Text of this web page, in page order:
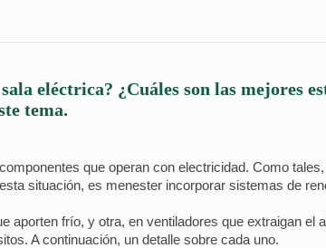
eléctrica? ¿Cuáles son las mejores
tema.
que operan con electricidad. Como
situación, es menester incorporar sistemas de
aporten frío, y otra, en ventiladores que extraigan el
A continuación, un detalle sobre cada uno.